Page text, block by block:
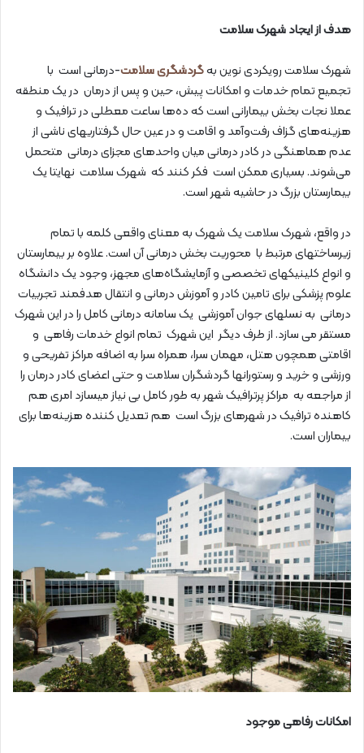
هدف از ایجاد شهرک سلامت
شهرک سلامت رویکردی نوین بهگردشگری سلامت-درمانی است با
تجمیع تمام خدمات و امکانات پیش، حین و پس از درمان در یک منطقه
عملا نجات بخش بیمارانی است که ده‌ها ساعت معطلی در ترافیک و
هزینه‌های گزاف رفت‌و‌آمد و اقامت و در عین حال گرفتاریهای ناشی از
عدم هماهنگی در کادر درمانی میان واحدهای مجزای درمانی متحمل
می‌شوند. بسیاری ممکن است فکر کنند که شهرک سلامت نهایتا یک
بیمارستان بزرگ در حاشیه شهر است.
در واقع، شهرک سلامت یک شهرک به معنای واقعی کلمه با تمام
زیرساختهای مرتبط با محوریت بخش درمانی آن است. علاوه بر بیمارستان
و انواع کلینیکهای تخصصی و آزمایشگاه‌های مجهز، وجود یک دانشگاه
علوم پزشکی برای تامین کادر و آموزش درمانی و انتقال هدفمند تجربیات
درمانی به نسلهای جوان آموزشی یک سامانه درمانی کامل را در این شهرک
مستقر می سازد. از طرف دیگر این شهرک تمام انواع خدمات رفاهی و
اقامتی همچون هتل، مهمان سرا، همراه سرا به اضافه مراکز تفریحی و
ورزشی و خرید و رستورانها گردشگران سلامت و حتی اعضای کادر درمان را
از مراجعه به مراکز پرترافیک شهر به طور کامل بی نیاز میسازد امری هم
کاهنده ترافیک در شهرهای بزرگ است هم تعدیل کننده هزینه‌ها برای
بیماران است.
امکانات رفاهی موجود